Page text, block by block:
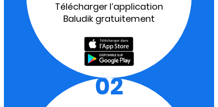
Télécharger l’application
Baludik gratuitement
02